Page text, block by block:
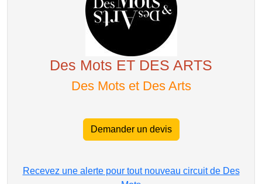
Des Mots ET DES ARTS
Des Mots et Des Arts
Demander un devis
Recevez une alerte pour tout nouveau circuit de Des